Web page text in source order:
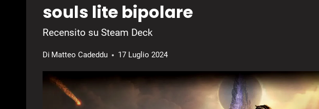
souls lite bipolare
Recensito su Steam Deck
Di Matteo Cadeddu 17 Luglio 2024